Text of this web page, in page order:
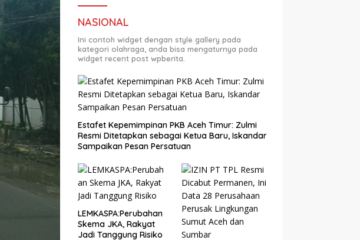
NASIONAL
Ini contoh widget dengan style gallery pada
kategori olahraga, anda bisa mengaturnya pada
widget recent post wpberita.
Estafet Kepemimpinan PKB Aceh Timur: Zulmi
Resmi Ditetapkan sebagai Ketua Baru, Iskandar
Sampaikan Pesan Persatuan
LEMKASPA:Perubahan
Skema JKA, Rakyat
Jadi Tanggung Risiko